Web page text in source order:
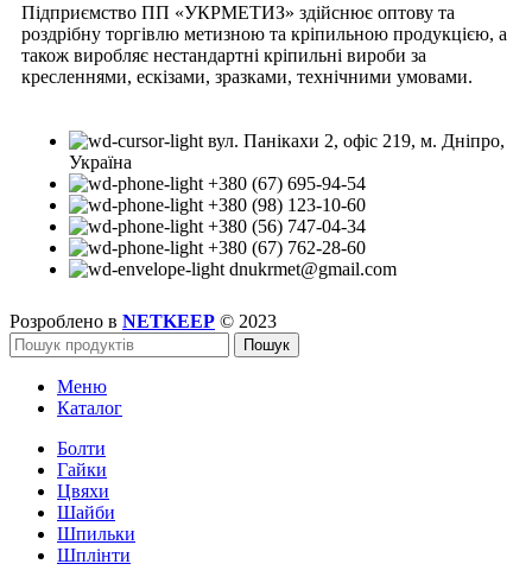
Підприємство ПП «УКРМЕТИЗ» здійснює оптову та
роздрібну торгівлю метизною та кріпильною продукцією, а
також виробляє нестандартні кріпильні вироби за
кресленнями, ескізами, зразками, технічними умовами.
вул. Панікахи 2, офіс 219, м. Дніпро,
Україна
+380 (67) 695-94-54
+380 (98) 123-10-60
+380 (56) 747-04-34
+380 (67) 762-28-60
dnukrmet@gmail.com
Розроблено в NETKEEP © 2023
Пошук
Меню
Каталог
Болти
Гайки
Цвяхи
Шайби
Шпильки
Шплінти